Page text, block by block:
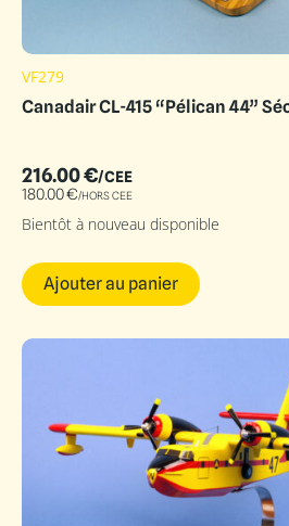
VF279
Canadair CL-415 “Pélican 44”
216.00€/CEE
180.00€/HORS CEE
Bientôt à nouveau disponible
Ajouter au panier